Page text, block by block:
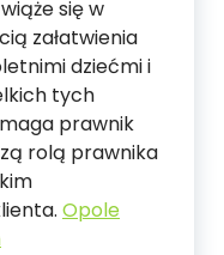
się w
załatwienia
dziećmi i
tych
prawnik
rolą prawnika
Opole